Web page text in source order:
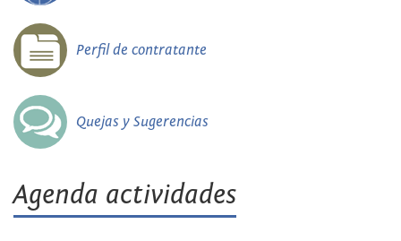
Perfil de contratante
Quejas y Sugerencias
Agenda actividades